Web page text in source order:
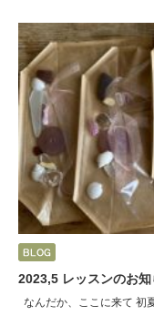
2023,5 レッスンのお知
なんだか、ここに来て 初